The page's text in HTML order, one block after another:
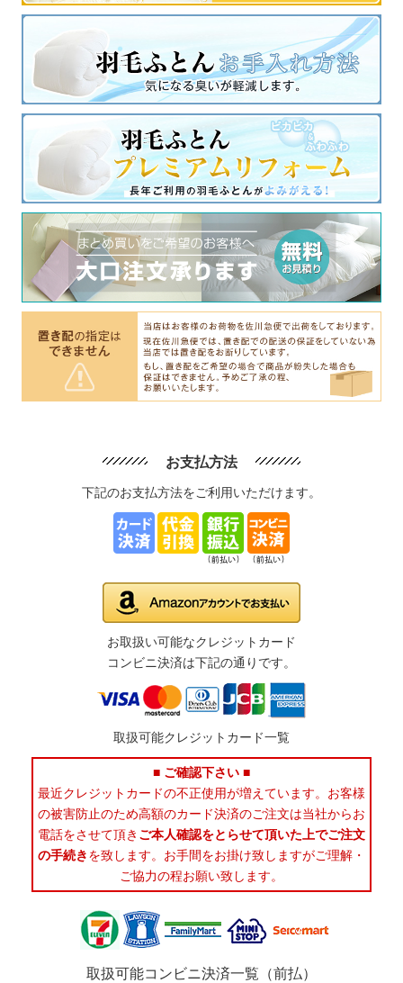
お支払方法
下記のお支払方法をご利用いただけます。
お取扱い可能なクレジットカード
コンビニ決済は下記の通りです。
取扱可能クレジットカード一覧
■ ご確認下さい ■
最近クレジットカードの不正使用が増えています。お客様
の被害防止のため高額のカード決済のご注文は当社からお
電話をさせて頂き ご本人確認をとらせて頂いた上でご注文
の手続きを致します。お手間をお掛け致しますがご理解・
ご協力の程お願い致します。
取扱可能コンビニ決済一覧（前払）